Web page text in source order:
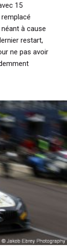
15
à cause
restart,
ne pas avoir